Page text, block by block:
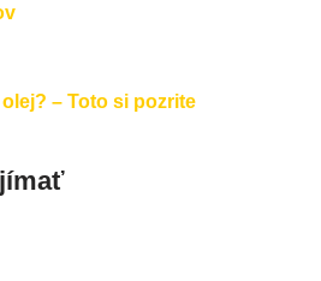
– Toto si pozrite